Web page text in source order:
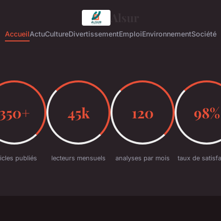
AccueilActuCultureDivertissementEmploiEnvironnementSociété
publiés
45k
lecteurs mensuels
120
analyses par mois
98%
taux de